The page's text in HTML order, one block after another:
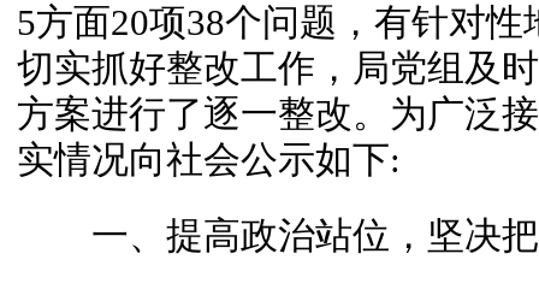
5方面20项38个问题，有针对
切实抓好整改工作，局党组及
方案进行了逐一整改。为广泛
实情况向社会公示如下:
一、提高政治站位，坚决把